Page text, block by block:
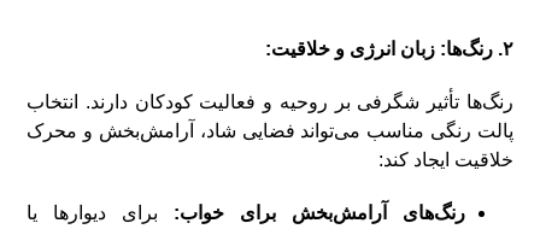
۲. رنگ‌ها: زبان انرژی و خلاقیت:
رنگ‌ها تأثیر شگرفی بر روحیه و فعالیت کودکان دارند. انتخاب
پالت رنگی مناسب می‌تواند فضایی شاد، آرامش‌بخش و محرک
خلاقیت ایجاد کند:
رنگ‌های آرامش‌بخش برای خواب: برای دیوارها یا